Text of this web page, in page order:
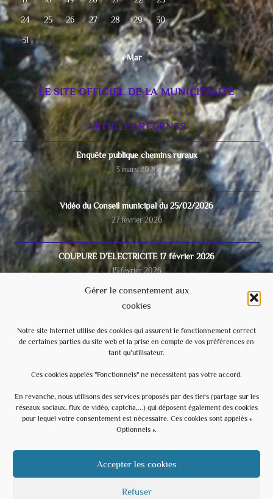
Gérer le consentement aux
cookies
Notre site Internet utilise des cookies qui assurent le fonctionnement correct
de certaines parties du site web et la prise en compte de vos préférences en
tant qu’utilisateur.
Ces cookies appelés "Fonctionnels" ne nécessitent pas votre accord.
En revanche, nous utilisons des services proposés par des tiers (partage sur les
réseaux sociaux, flux de vidéo, captcha,...) qui déposent également des cookies
pour lequel votre consentement est nécessaire. Ces cookies sont appelés «
Optionnels ».
Accepter les cookies
Refuser
24 25 26 27 28 29 30
31
« Mar
LE SITE OFFICIEL DE LA MUNICIPALITÉ
ARTICLES RÉCENTS
Enquête publique chemins ruraux
3 mars 2026
Vidéo du Conseil municipal du 25/02/2026
27 février 2026
COUPURE D’ELECTRICITE 17 février 2026
15 février 2026
Video du conseil municipal du 28/11/2025
Ecole
3 septembre 2025
Évènements à venir
AOÛT
Soirée Estivale – With U – Hommage à U2
Voir le calendrier